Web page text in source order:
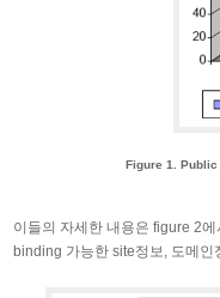
Figure 1. Public
이들의 자세한 내용은 figure 2
binding 가능한 site정보, 도메